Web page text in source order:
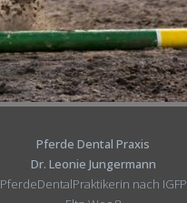
Pferde Dental Praxis
Dr. Leonie Jungermann
PferdeDentalPraktikerin nach IGFP